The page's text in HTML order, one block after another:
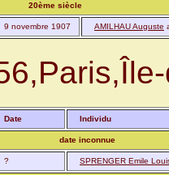
20ème siècle
9 novembre 1907 AMILHAU Auguste
Date Individu
date inconnue
? SPRENGER Emile